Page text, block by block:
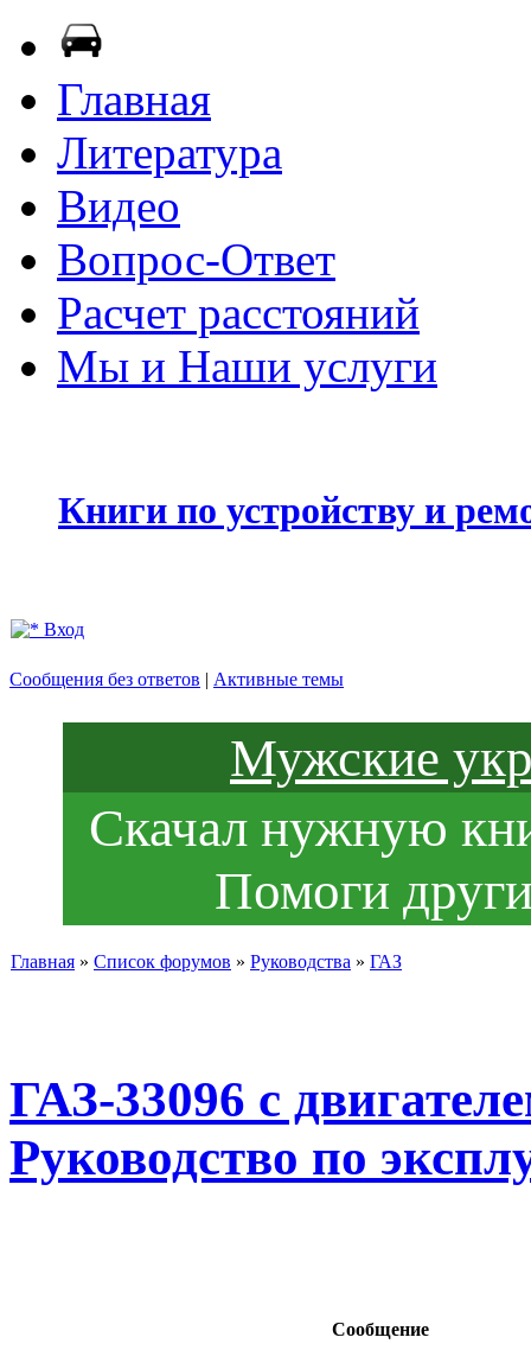
Главная
Литература
Видео
Вопрос-Ответ
Расчет расстояний
Мы и Наши услуги
Книги по устройству и
Вход
Сообщения без ответов | Активные темы
Мужские
Скачал нужную
Помоги
Главная » Список форумов » Руководства » ГАЗ
ГАЗ-33096 с
Руководство по
Сообщение